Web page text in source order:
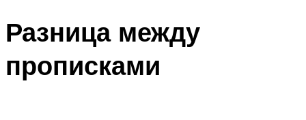
Разница между
прописками